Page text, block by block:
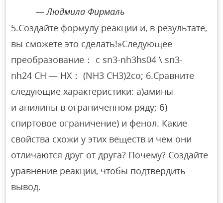
Людмила Фирмаль
5.Создайте формулу реакции и, в результате,
вы сможете это сделать!»Следующее
преобразование： с sn3-nh3hs04 \ sn3-
nh24 СН — НХ： (NН3 СН3)2со; 6.Сравните
следующие характеристики: а)амины
и анилины в ограниченном ряду; б)
спиртовое ограничение) и фенол. Какие
свойства схожи у этих веществ и чем они
отличаются друг от друга? Почему? Создайте
уравнение реакции, чтобы подтвердить
вывод.